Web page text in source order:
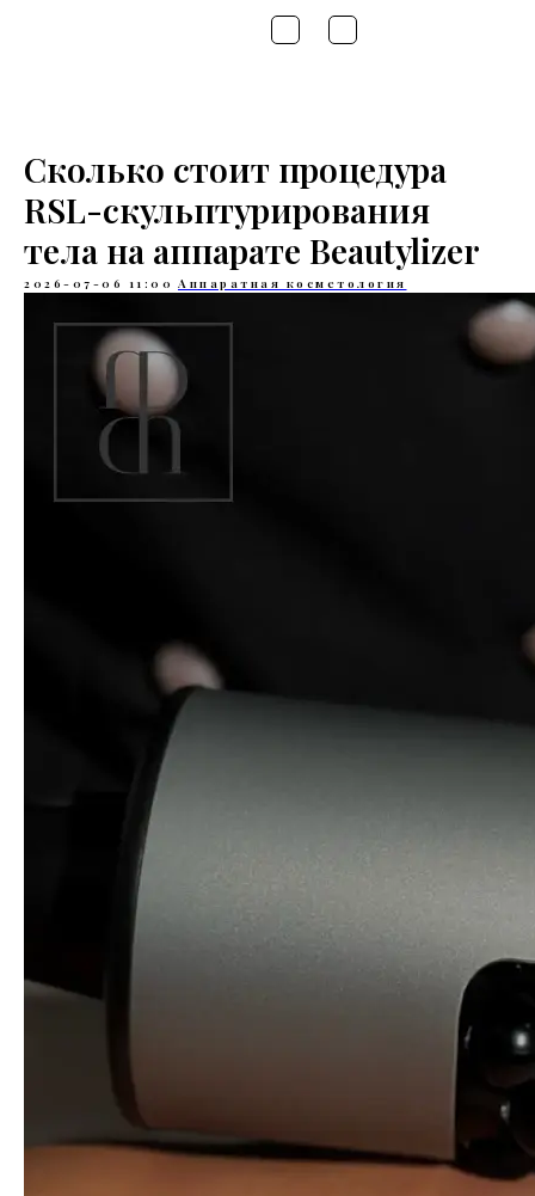
Сколько стоит процедура
RSL-скульптурирования
тела на аппарате Beautylizer
2026-07-06 11:00 Аппаратная косметология